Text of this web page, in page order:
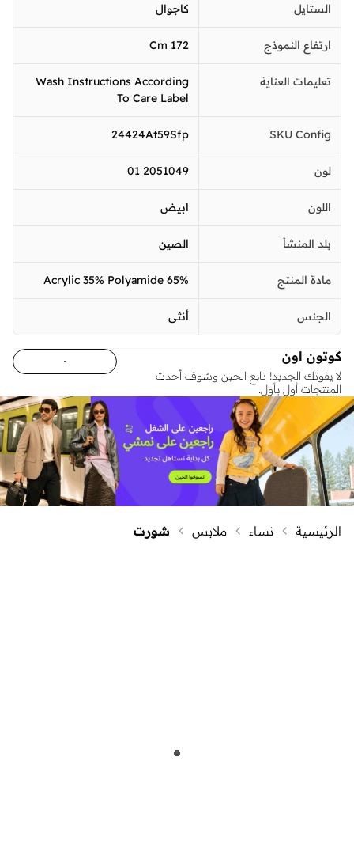
الستايل كاجوال
ارتفاع النموذج 172 Cm
تعليمات العناية
Wash Instructions According
To Care Label
SKU Config
24424At59Sfp
لون 2051049 01
اللون ابيض
بلد المنشأ الصين
مادة المنتج 65% Acrylic 35% Polyamide
الجنس أنثى
كوتون اون
لا يفوتك الجديد! تابع الحين وشوف أحدث
المنتجات أول بأول.
الرئيسية نساء ملابس شورت